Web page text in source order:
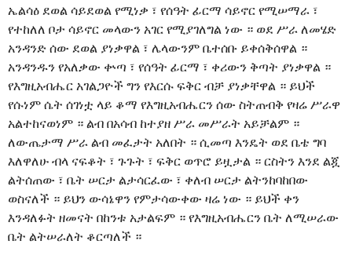
ኤልሳዕ ደወል ሳይደወል የሚነቃ ፣ የሰዓት ፊርማ ሳይኖር የሚሠማራ ፣
የተከለለ ቦታ ሳይኖር መላውን አገር የሚያገለግል ነው ። ወደ ሥራ ለመሄድ
አንዳንድ ሰው ደወል ያነቃዋል ፣ ሌላውንም ቤተሰቡ ይቀሰቅሰዋል ።
አንዳንዱን የአለቃው ቍጣ ፣ የሰዓት ፊርማ ፣ ቀሪውን ቅጣት ያነቃዋል ።
የእግዚአብሔር አገልጋዮች ግን የእርሱ ፍቅር ብቻ ያነቃቸዋል ። ይህች
የሱነም ሴት ሰገነቷ ላይ ቆማ የእግዚአብሔርን ሰው ስትጠብቅ የዛሬ ሥራዋ
አልተከናወነም ። ልብ በአሳብ ከተያዘ ሥራ መሥራት አይቻልም ።
ለውጤታማ ሥራ ልብ መፈታት አለበት ። ሲመጣ እንዴት ወደ ቤቴ ግባ
እለዋለሁ ብላ ናፍቆት ፣ ጉጉት ፣ ፍቅር ወጥሮ ይዟታል ። ርስትን እንደ ልጇ
ልትሰጠው ፣ ቤት ሠርታ ልታሳርፈው ፣ ቀለብ ሠርታ ልትንከባከበው
ወስናለች ። ይህን ውሳኔዋን የምታሳውቀው ዛሬ ነው ። ይህች ቀን
እንዳለፉት ዘመናት በከንቱ አታልፍም ። የእግዚአብሔርን ቤት ለሚሠራው
ቤት ልትሠራለት ቆርጣለች ።